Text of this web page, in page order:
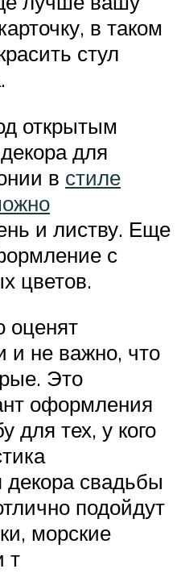
в таком
стул
открытым
для
в стиле
и листву. Еще
с
цветов.
оценят
и не важно, что
Это
оформления
для тех, у кого
свадьбы
подойдут
морские
т